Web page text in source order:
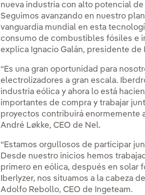
nueva industria con alto potencial
Seguimos avanzando en nuestro
vanguardia mundial en esta
consumo de combustibles fósiles e
explica Ignacio Galán, presidente de
“Es una gran oportunidad para
electrolizadores a gran escala.
industria eólica y ahora lo está
importantes de compra y trabajar
proyectos contribuirá enormemente
André Løkke, CEO de Nel.
“Estamos orgullosos de participar
Desde nuestro inicios hemos
primero en eólica, después en solar
Iberlyzer, nos situamos a la cabeza
Adolfo Rebollo, CEO de Ingeteam.